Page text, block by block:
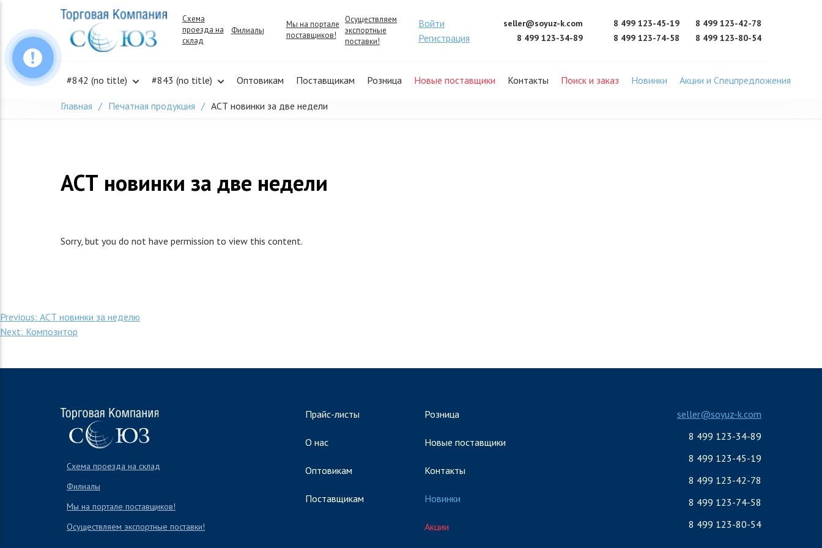
content
Схема
проезда на
склад
Филиалы
Мы на портале
поставщиков!
Осуществляем
экспортные
поставки!
Войти
Регистрация
seller@soyuz-k.com
8 499 123-34-89
8 499 123-45-19
8 499 123-42-78
8 499 123-74-58
8 499 123-80-54
#842 (no title) #843 (no title) Оптовикам Поставщикам Розница Новые поставщики Контакты Поиск и заказ Новинки Акции и Спецпредложения
Главная Печатная продукция АСТ новинки за две недели
АСТ новинки за две недели
Sorry, but you do not have permission to view this content.
Post
Previous: АСТ новинки за неделю
Next: Композитор
Схема проезда на склад
Филиалы
Мы на портале поставщиков!
Осуществляем экспортные поставки!
Прайс-листы
О нас
Оптовикам
Поставщикам
Розница
Новые поставщики
Контакты
Новинки
Акции
seller@soyuz-k.com
8 499 123-34-89
8 499 123-45-19
8 499 123-42-78
8 499 123-74-58
8 499 123-80-54